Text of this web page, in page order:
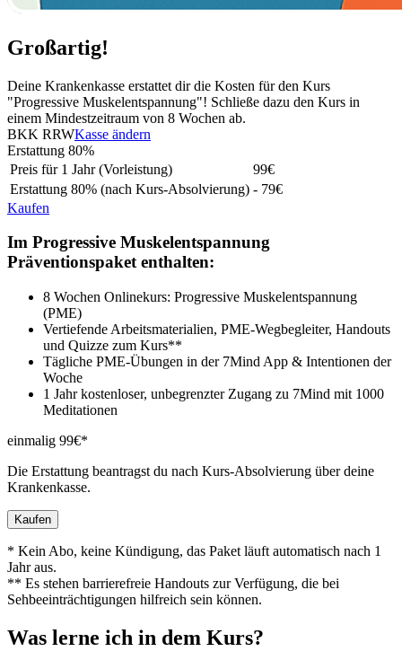
Großartig!
Deine Krankenkasse erstattet dir die Kosten für den Kurs
"Progressive Muskelentspannung"! Schließe dazu den Kurs in
einem Mindestzeitraum von 8 Wochen ab.
BKK RRWKasse ändern
Erstattung 80%
Preis für 1 Jahr (Vorleistung)
99€
Erstattung 80% (nach Kurs-Absolvierung) - 79€
Kaufen
Im Progressive Muskelentspannung
Präventionspaket enthalten:
8 Wochen Onlinekurs: Progressive Muskelentspannung
(PME)
Vertiefende Arbeitsmaterialien, PME-Wegbegleiter, Handouts
und Quizze zum Kurs**
Tägliche PME-Übungen in der 7Mind App & Intentionen der
Woche
1 Jahr kostenloser, unbegrenzter Zugang zu 7Mind mit 1000
Meditationen
einmalig 99€*
Die Erstattung beantragst du nach Kurs-Absolvierung über deine
Krankenkasse.
Kaufen
* Kein Abo, keine Kündigung, das Paket läuft automatisch nach 1
Jahr aus.
** Es stehen barrierefreie Handouts zur Verfügung, die bei
Sehbeeinträchtigungen hilfreich sein können.
Was lerne ich in dem Kurs?